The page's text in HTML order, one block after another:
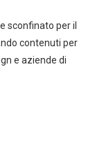
sconfinato per il
contenuti per
e aziende di